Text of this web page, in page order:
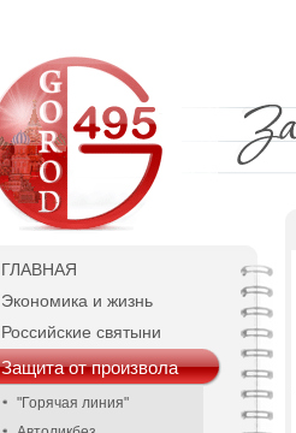
ГЛАВНАЯ
Экономика и жизнь
Российские святыни
Защита от произвола
"Горячая линия"